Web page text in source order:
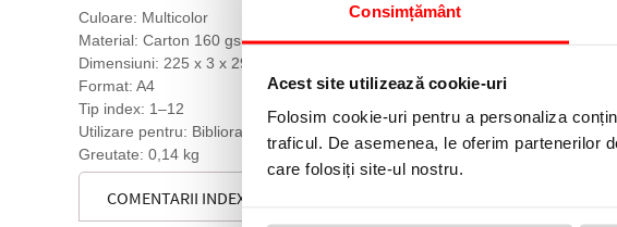
Consimțământ
Acest site utilizează cookie-uri
Folosim cookie-uri pentru a personaliza
traficul. De asemenea, le oferim partenerilor
care folosiți site-ul nostru.
Culoare: Multicolor
Material: Carton 160 gsm
Dimensiuni: 225 x 3 x 297 mm
Format: A4
Tip index: 1–12
Utilizare pentru: Bibliorafturi și caiete mecanice
Greutate: 0,14 kg
COMENTARII INDEX MYLAR, A4, NUMEROTARE 1-12, ESSELTE